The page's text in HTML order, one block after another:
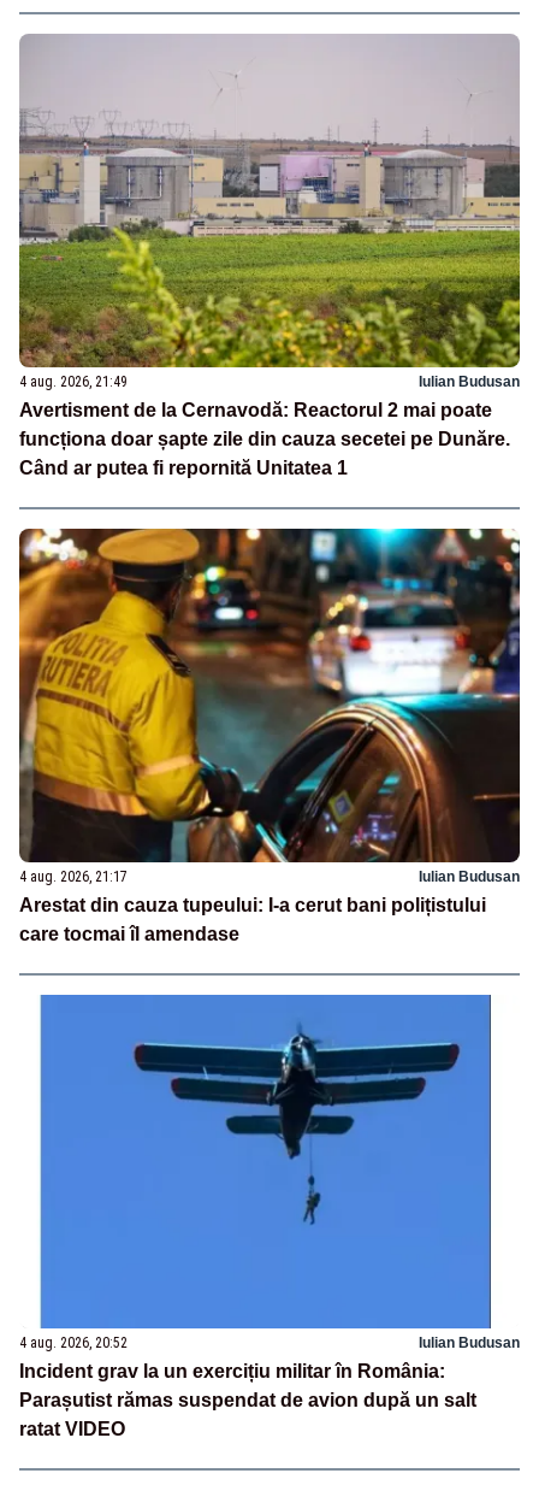
4 aug. 2026, 21:49 Iulian Budusan
Avertisment de la Cernavodă: Reactorul 2 mai poate
funcționa doar șapte zile din cauza secetei pe Dunăre.
Când ar putea fi repornită Unitatea 1
4 aug. 2026, 21:17 Iulian Budusan
Arestat din cauza tupeului: I-a cerut bani polițistului
care tocmai îl amendase
4 aug. 2026, 20:52 Iulian Budusan
Incident grav la un exercițiu militar în România:
Parașutist rămas suspendat de avion după un salt
ratat VIDEO